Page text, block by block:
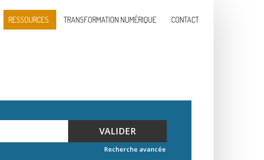
RESSOURCES TRANSFORMATION NUMÉRIQUE CONTACT
VALIDER
Recherche avancée